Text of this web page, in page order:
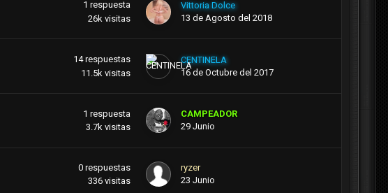
1 respuesta
26k visitas
Vittoria Dolce
13 de Agosto del 2018
14 respuestas
11.5k visitas
CENTINELA
16 de Octubre del 2017
1 respuesta
3.7k visitas
CAMPEADOR
29 Junio
0 respuestas
336 visitas
ryzer
23 Junio